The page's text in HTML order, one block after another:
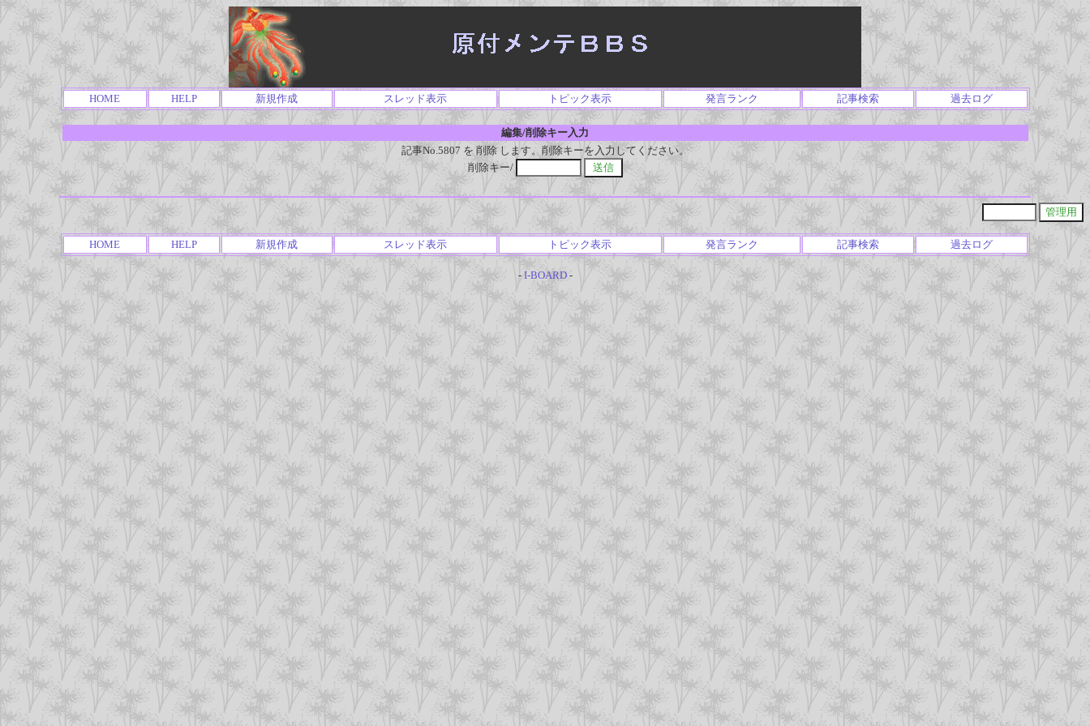
HOME HELP 新規作成 スレッド表示 トピック表示 発言ランク 記事検索 過去ログ
編集/削除キー入力
記事No.5807 を 削除 します。削除キーを入力してください。
削除キー/
HOME HELP 新規作成 スレッド表示 トピック表示 発言ランク 記事検索 過去ログ
- I-BOARD-